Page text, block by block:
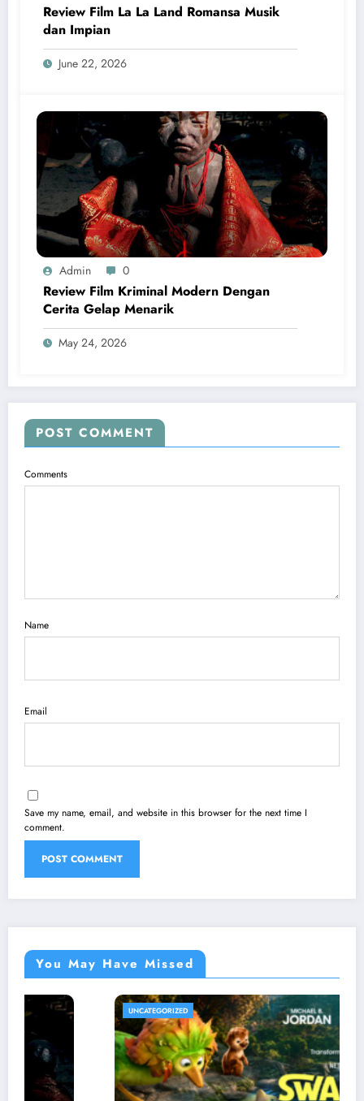
Review Film La La Land Romansa Musik
dan Impian
June 22, 2026
Admin 0
Review Film Kriminal Modern Dengan
Cerita Gelap Menarik
May 24, 2026
POST COMMENT
Comments
Name
Email
Save my name, email, and website in this browser for the next time I
comment.
You May Have Missed
UNCATEGORIZED